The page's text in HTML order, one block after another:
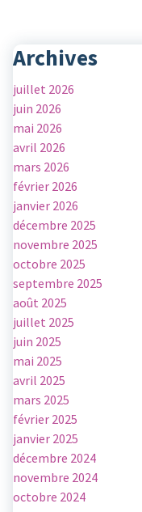
Archives
juillet 2026
juin 2026
mai 2026
avril 2026
mars 2026
février 2026
janvier 2026
décembre 2025
novembre 2025
octobre 2025
septembre 2025
août 2025
juillet 2025
juin 2025
mai 2025
avril 2025
mars 2025
février 2025
janvier 2025
décembre 2024
novembre 2024
octobre 2024